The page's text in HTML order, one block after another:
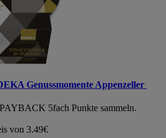
Genussmomente Appenzeller
5fach Punkte sammeln.
von 3.49€